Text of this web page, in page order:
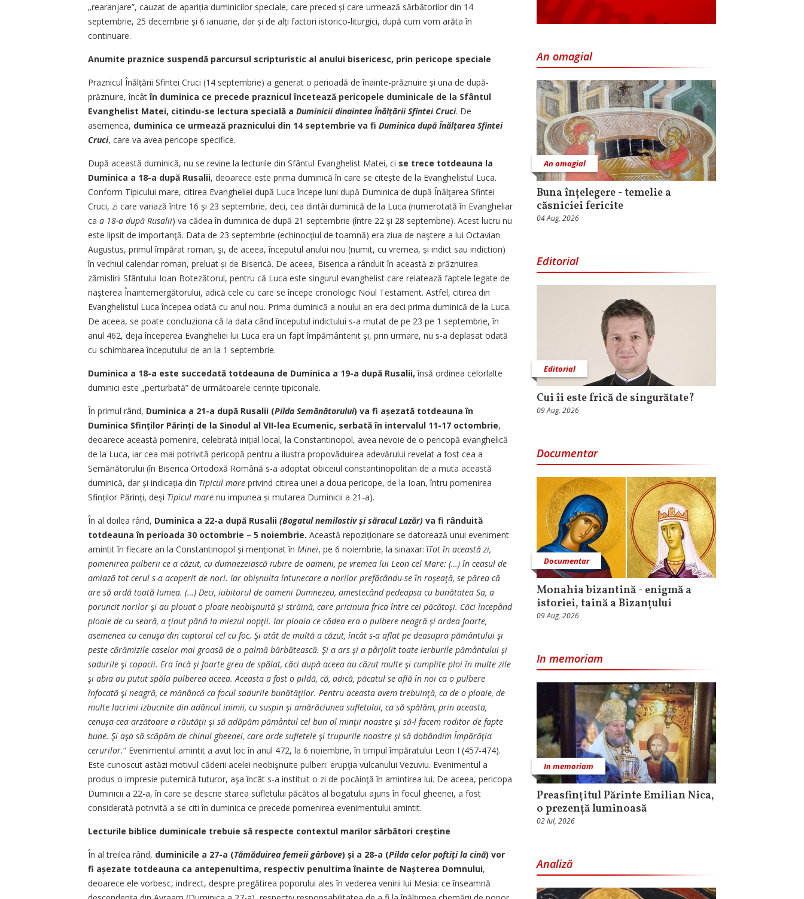
„rearanjare”, cauzat de apariția duminicilor speciale, care preced și care urmează sărbătorilor din 14
septembrie, 25 decembrie și 6 ianuarie, dar și de alți factori istorico-liturgici, după cum vom arăta în
continuare.
Anumite praznice suspendă parcursul scripturistic al anului bisericesc, prin pericope speciale
Praznicul Înălțării Sfintei Cruci (14 septembrie) a generat o perioadă de înainte-prăznuire și una de după-
prăznuire, încâtîn duminica ce precede praznicul încetează pericopele duminicale de la Sfântul
Evanghelist Matei, citindu-se lectura specială a Duminicii dinaintea Înălțării Sfintei Cruci. De
asemenea, duminica ce urmează praznicului din 14 septembrie va fi Duminica după Înălțarea Sfintei
Cruci, care va avea pericope specifice.
După această duminică, nu se revine la lecturile din Sfântul Evanghelist Matei, ci se trece totdeauna la
Duminica a 18-a după Rusalii, deoarece este prima duminică în care se citește de la Evanghelistul Luca.
Conform Tipicului mare, citirea Evangheliei după Luca începe luni după Duminica de după Înălţarea Sfintei
Cruci, zi care variază între 16 şi 23 septembrie, deci, cea dintâi duminică de la Luca (numerotată în Evangheliar
ca a 18-a după Rusalii) va cădea în duminica de după 21 septembrie (între 22 şi 28 septembrie). Acest lucru nu
este lipsit de importanţă. Data de 23 septembrie (echinocţiul de toamnă) era ziua de naştere a lui Octavian
Augustus, primul împărat roman, şi, de aceea, începutul anului nou (numit, cu vremea, și indict sau indiction)
în vechiul calendar roman, preluat și de Biserică. De aceea, Biserica a rânduit în această zi prăznuirea
zămislirii Sfântului Ioan Botezătorul, pentru că Luca este singurul evanghelist care relatează faptele legate de
naşterea Înaintemergătorului, adică cele cu care se începe cronologic Noul Testament. Astfel, citirea din
Evanghelistul Luca începea odată cu anul nou. Prima duminică a noului an era deci prima duminică de la Luca.
De aceea, se poate concluziona că la data când începutul indictului s-a mutat de pe 23 pe 1 septembrie, în
anul 462, deja începerea Evangheliei lui Luca era un fapt împământenit şi, prin urmare, nu s-a deplasat odată
cu schimbarea începutului de an la 1 septembrie.
Duminica a 18-a este succedată totdeauna de Duminica a 19-a după Rusalii, însă ordinea celorlalte
duminici este „perturbată” de următoarele cerințe tipiconale.
În primul rând, Duminica a 21-a după Rusalii (Pilda Semănătorului) va fi așezată totdeauna în
Duminica Sfinților Părinți de la Sinodul al VII-lea Ecumenic, serbată în intervalul 11-17 octombrie,
deoarece această pomenire, celebrată inițial local, la Constantinopol, avea nevoie de o pericopă evanghelică
de la Luca, iar cea mai potrivită pericopă pentru a ilustra propovăduirea adevărului revelat a fost cea a
Semănătorului (în Biserica Ortodoxă Română s-a adoptat obiceiul constantinopolitan de a muta această
duminică, dar și indicația din Tipicul mare privind citirea unei a doua pericope, de la Ioan, întru pomenirea
Sfinților Părinți, deși Tipicul mare nu impunea și mutarea Duminicii a 21-a).
În al doilea rând, Duminica a 22-a după Rusalii (Bogatul nemilostiv și săracul Lazăr) va fi rânduită
totdeauna în perioada 30 octombrie – 5 noiembrie. Această repoziționare se datorează unui eveniment
amintit în fiecare an la Constantinopol și menționat în Minei, pe 6 noiembrie, la sinaxar: îTot în această zi,
pomenirea pulberii ce a căzut, cu dumnezeiască iubire de oameni, pe vremea lui Leon cel Mare: (…) în ceasul de
amiază tot cerul s-a acoperit de nori. Iar obişnuita întunecare a norilor prefăcându-se în roşeaţă, se părea că
are să ardă toată lumea. (…) Deci, iubitorul de oameni Dumnezeu, amestecând pedeapsa cu bunătatea Sa, a
poruncit norilor şi au plouat o ploaie neobişnuită şi străină, care pricinuia frica între cei păcătoşi. Căci începând
ploaie de cu seară, a ţinut până la miezul nopţii. Iar ploaia ce cădea era o pulbere neagră şi ardea foarte,
asemenea cu cenuşa din cuptorul cel cu foc. Şi atât de multă a căzut, încât s-a aflat pe deasupra pământului şi
peste cărămizile caselor mai groasă de o palmă bărbătească. Şi a ars şi a pârjolit toate ierburile pământului şi
sadurile şi copacii. Era încă şi foarte greu de spălat, căci după aceea au căzut multe şi cumplite ploi în multe zile
şi abia au putut spăla pulberea aceea. Aceasta a fost o pildă, că, adică, păcatul se află în noi ca o pulbere
înfocată şi neagră, ce mănâncă ca focul sadurile bunătăţilor. Pentru aceasta avem trebuinţă, ca de o ploaie, de
multe lacrimi izbucnite din adâncul inimii, cu suspin şi amărăciunea sufletului, ca să spălăm, prin aceasta,
cenuşa cea arzătoare a răutăţii şi să adăpăm pământul cel bun al minţii noastre şi să-l facem roditor de fapte
bune. Şi aşa să scăpăm de chinul gheenei, care arde sufletele şi trupurile noastre şi să dobândim Împărăţia
cerurilor.“ Evenimentul amintit a avut loc în anul 472, la 6 noiembrie, în timpul împăratului Leon I (457-474).
Este cunoscut astăzi motivul căderii acelei neobişnuite pulberi: erupţia vulcanului Vezuviu. Evenimentul a
produs o impresie puternică tuturor, aşa încât s-a instituit o zi de pocăinţă în amintirea lui. De aceea, pericopa
Duminicii a 22-a, în care se descrie starea sufletului păcătos al bogatului ajuns în focul gheenei, a fost
considerată potrivită a se citi în duminica ce precede pomenirea evenimentului amintit.
Lecturile biblice duminicale trebuie să respecte contextul marilor sărbători creștine
În al treilea rând, duminicile a 27-a (Tămăduirea femeii gârbove) și a 28-a (Pilda celor poftiți la cină) vor
fi așezate totdeauna ca antepenultima, respectiv penultima înainte de Nașterea Domnului,
deoarece ele vorbesc, indirect, despre pregătirea poporului ales în vederea venirii lui Mesia: ce înseamnă
An omagial
An omagial
Buna înțelegere - temelie a
căsniciei fericite
04 Aug, 2026
Editorial
Editorial
Cui îi este frică de singurătate?
09 Aug, 2026
Documentar
Documentar
Monahia bizantină - enigmă a
istoriei, taină a Bizanțului
09 Aug, 2026
In memoriam
In memoriam
Preasfințitul Părinte Emilian Nica,
o prezență luminoasă
02 Iul, 2026
Analiză